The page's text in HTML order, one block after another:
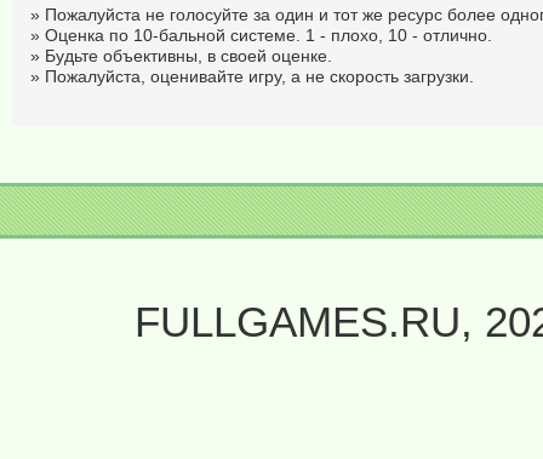
» Пожалуйста не голосуйте за один и тот же ресурс более
» Оценка по 10-бальной системе. 1 - плохо, 10 - отлично.
» Будьте объективны, в своей оценке.
» Пожалуйста, оценивайте игру, а не скорость загрузки.
FULLGAMES.RU,